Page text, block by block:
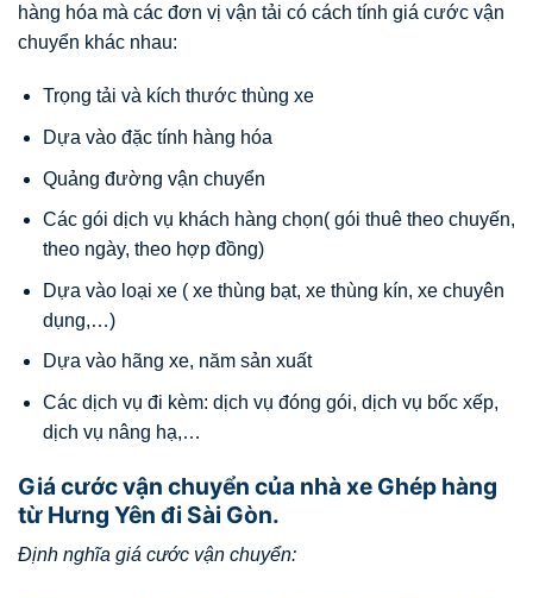
hàng hóa mà các đơn vị vận tải có cách tính giá cước vận
chuyển khác nhau:
Trọng tải và kích thước thùng xe
Dựa vào đặc tính hàng hóa
Quảng đường vận chuyển
Các gói dịch vụ khách hàng chọn( gói thuê theo chuyến,
theo ngày, theo hợp đồng)
Dựa vào loại xe ( xe thùng bạt, xe thùng kín, xe chuyên
dụng,…)
Dựa vào hãng xe, năm sản xuất
Các dịch vụ đi kèm: dịch vụ đóng gói, dịch vụ bốc xếp,
dịch vụ nâng hạ,…
Giá cước vận chuyển của nhà xe Ghép hàng
từ Hưng Yên đi Sài Gòn.
Định nghĩa giá cước vận chuyển: